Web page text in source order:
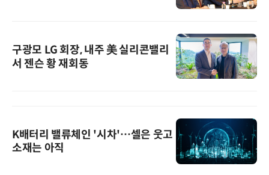
구광모 LG 회장, 내주 美 실리콘밸리
서 젠슨 황 재회동
K배터리 밸류체인 '시차'…셀은 웃고
소재는 아직